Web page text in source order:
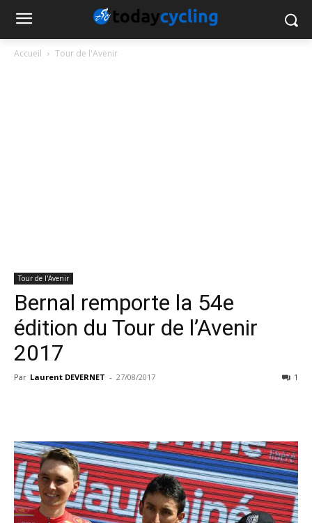
Accueil Tour de l'Avenir
Tour de l'Avenir
Bernal remporte la 54e
édition du Tour de l’Avenir
2017
Par Laurent DEVERNET - 27/08/2017 1